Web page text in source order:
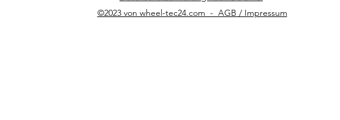
©2023 von wheel-tec24.com - AGB / Impressum